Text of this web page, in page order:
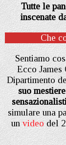
Tutte le
inscenate
Che
Sentiamo
Ecco James
Dipartimento
suo
simulare una
unvideodel